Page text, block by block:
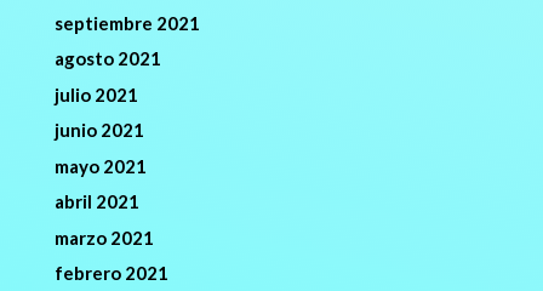
septiembre 2021
agosto 2021
julio 2021
junio 2021
mayo 2021
abril 2021
marzo 2021
febrero 2021